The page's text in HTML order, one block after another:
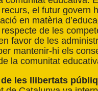
el futur govern
en matèria
de les
favor de les
mantenir-hi els
la comunitat
les llibertats